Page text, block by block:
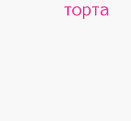
торта